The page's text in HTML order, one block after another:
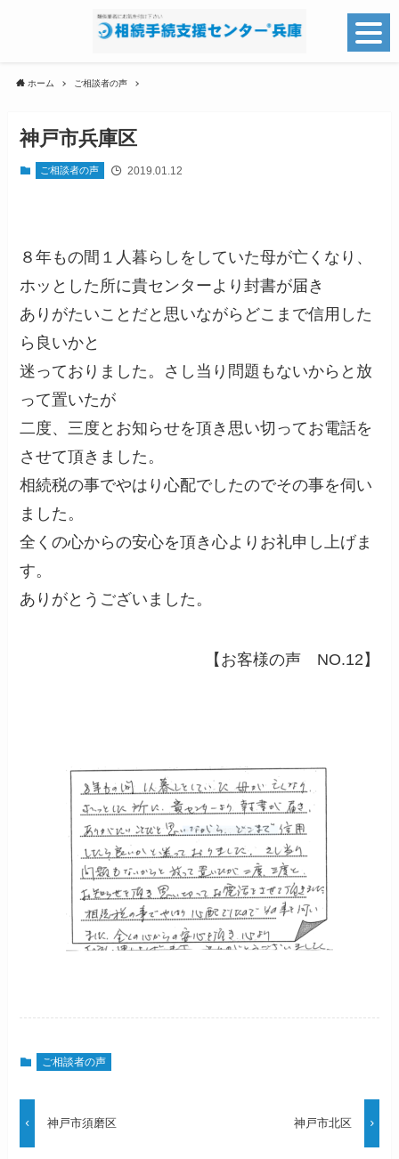
ホーム ご相談者の声
神戸市兵庫区
ご相談者の声 2019.01.12
８年もの間１人暮らしをしていた母が亡くなり、
ホッとした所に貴センターより封書が届き
ありがたいことだと思いながらどこまで信用した
ら良いかと
迷っておりました。さし当り問題もないからと放
って置いたが
二度、三度とお知らせを頂き思い切ってお電話を
させて頂きました。
相続税の事でやはり心配でしたのでその事を伺い
ました。
全くの心からの安心を頂き心よりお礼申し上げま
す。
ありがとうございました。
【お客様の声 NO.12】
ご相談者の声
神戸市須磨区 神戸市北区